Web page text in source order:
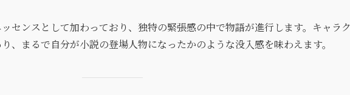
センスとして加わっており、独特の緊張感の中で物語が進行します。キャラク
、まるで自分が小説の登場人物になったかのような没入感を味わえます。